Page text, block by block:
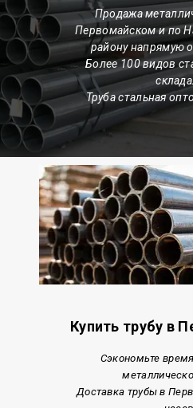
Продажа
Первомайском и по
району напрямую
Более 100 видов
Труба стальная
Купить трубу в
Сэкономьте
Доставка трубы в